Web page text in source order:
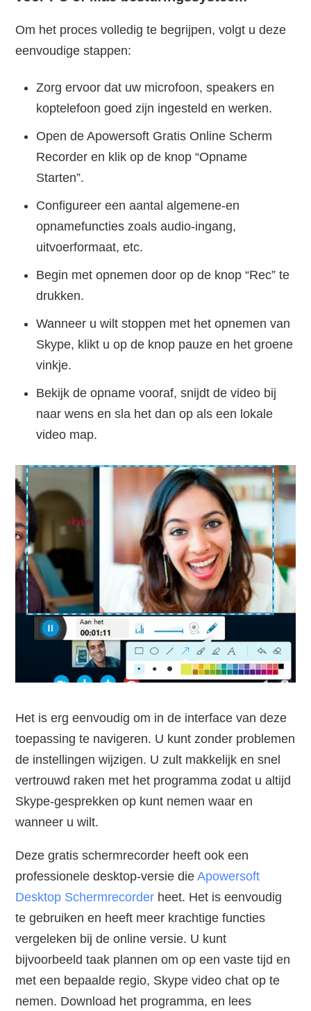
Om het proces volledig te begrijpen, volgt u deze
eenvoudige stappen:
Zorg ervoor dat uw microfoon, speakers en
koptelefoon goed zijn ingesteld en werken.
Open de Apowersoft Gratis Online Scherm
Recorder en klik op de knop “Opname
Starten”.
Configureer een aantal algemene-en
opnamefuncties zoals audio-ingang,
uitvoerformaat, etc.
Begin met opnemen door op de knop “Rec” te
drukken.
Wanneer u wilt stoppen met het opnemen van
Skype, klikt u op de knop pauze en het groene
vinkje.
Bekijk de opname vooraf, snijdt de video bij
naar wens en sla het dan op als een lokale
video map.
Het is erg eenvoudig om in de interface van deze
toepassing te navigeren. U kunt zonder problemen
de instellingen wijzigen. U zult makkelijk en snel
vertrouwd raken met het programma zodat u altijd
Skype-gesprekken op kunt nemen waar en
wanneer u wilt.
Deze gratis schermrecorder heeft ook een
professionele desktop-versie dieApowersoft
Desktop Schermrecorder heet. Het is eenvoudig
te gebruiken en heeft meer krachtige functies
vergeleken bij de online versie. U kunt
bijvoorbeeld taak plannen om op een vaste tijd en
met een bepaalde regio, Skype video chat op te
nemen. Download het programma, en lees